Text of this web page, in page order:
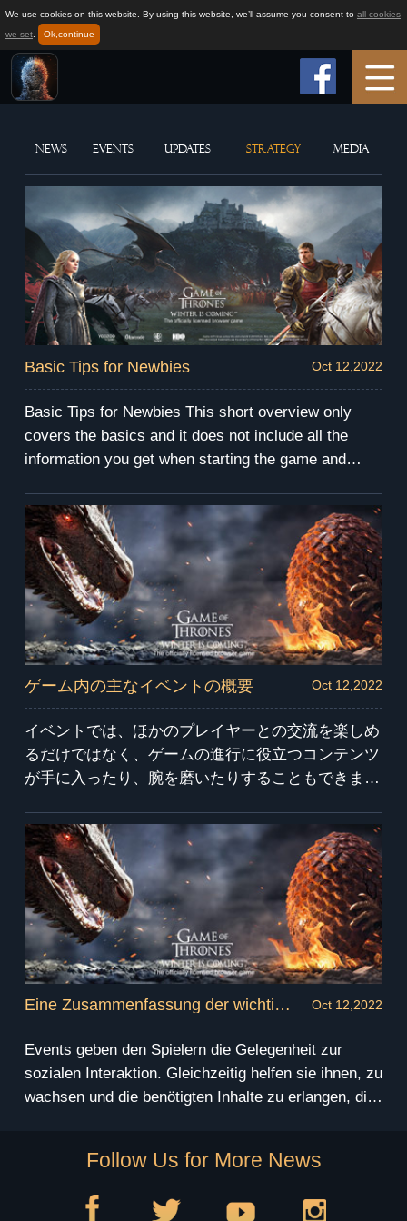
We use cookies on this website. By using this website, we’ll assume you consent to all cookies
we set. Ok,continue
Game Info
How to play
News
Support
NEWS EVENTS UPDATES STRATEGY MEDIA
Basic Tips for Newbies Oct 12,2022
Basic Tips for Newbies This short overview only
covers the basics and it does not include all the
information you get when starting the game and
players.
ゲーム内の主なイベントの概要 Oct 12,2022
イベントでは、ほかのプレイヤーとの交流を楽しめ
るだけではなく、ゲームの進行に役立つコンテンツ
が手に入ったり、腕を磨いたりすることもできま
たる」の重要な要素ですが、一度に複数のイベント
が進行するので新しいプレイヤーは混乱してしまう
かもしれません。そのため、主なイベントについて
基本的な説明を行い、どうすればうまく進めること
ができ、報酬を最大限獲得できるかについて、理解
してもらいたいと思います。 このガイドでは、イ
ベントの種類を個人、同盟、クロスサーバーの3つ
Eine Zusammenfassung der wichtigsten Events innerhalb des Spiels Oct 12,2022
Events geben den Spielern die Gelegenheit zur
sozialen Interaktion. Gleichzeitig helfen sie ihnen, zu
wachsen und die benötigten Inhalte zu erlangen, die
Spieler könnten bei so vielen gleichzeitig
ausgetragenen Events leicht den Überblick
verlieren. Deshalb werde ich hier versuchen, die
Follow Us for More News